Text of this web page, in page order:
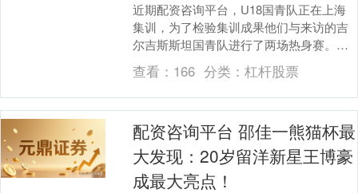
近期配资咨询平台，U18国青队正在上海
集训，为了检验集训成果他们与来访的吉
尔吉斯斯坦国青队进行了两场热身赛。上
周末，国青队刚刚以2-1击败对手。两队第
二次交手，....
查看： 166 分类： 杠杆股票
配资咨询平台 邵佳一熊猫杯最
大发现：20岁留洋新星王博豪
成最大亮点！